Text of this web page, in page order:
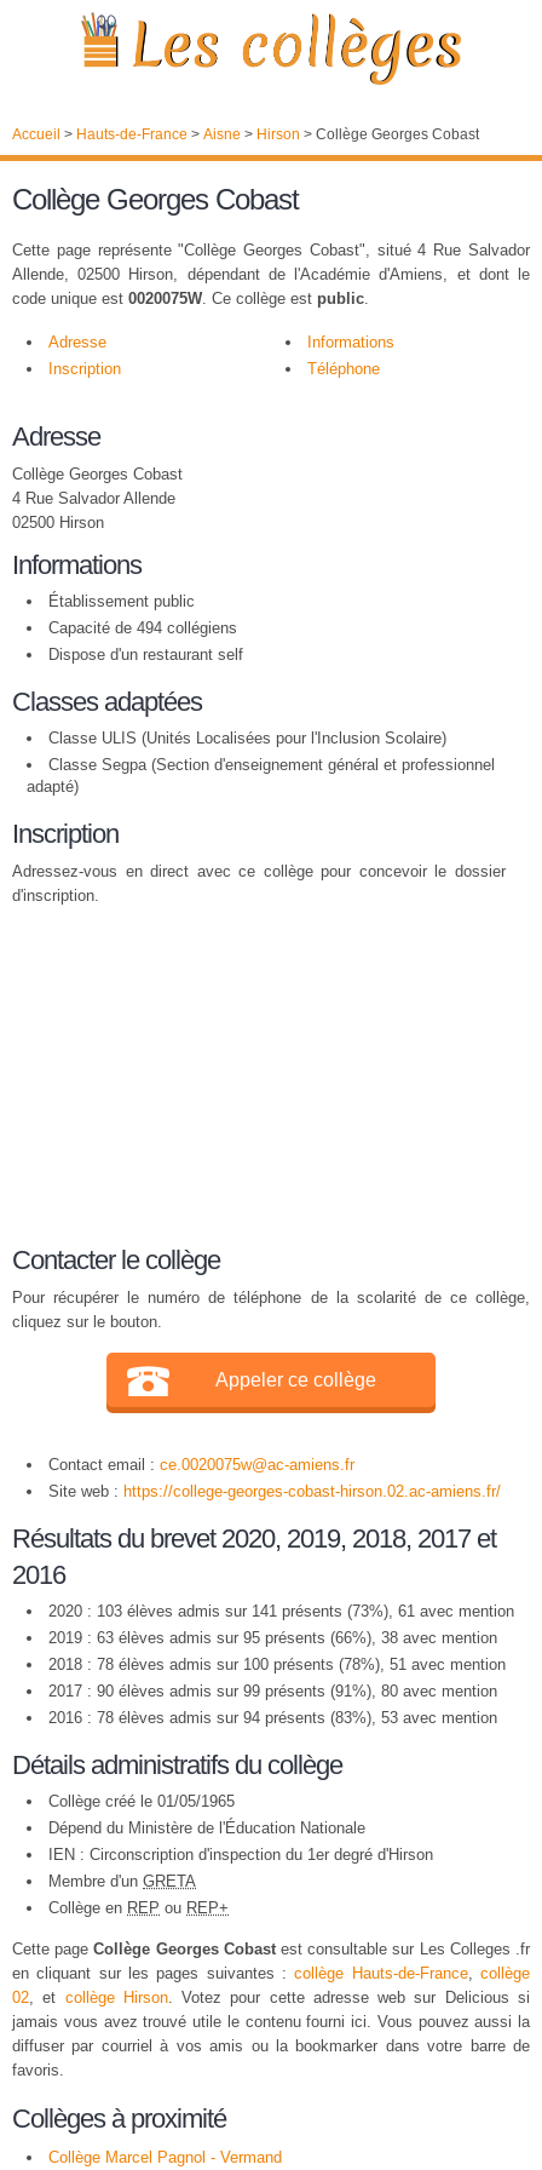
Accueil > Hauts-de-France > Aisne > Hirson > Collège Georges Cobast
Collège Georges Cobast
Cette page représente "Collège Georges Cobast", situé 4 Rue Salvador
Allende, 02500 Hirson, dépendant de l'Académie d'Amiens, et dont le
code unique est 0020075W. Ce collège est public.
Adresse
Informations
Inscription
Téléphone
Adresse
Collège Georges Cobast
4 Rue Salvador Allende
02500 Hirson
Informations
Établissement public
Capacité de 494 collégiens
Dispose d'un restaurant self
Classes adaptées
Classe ULIS (Unités Localisées pour l'Inclusion Scolaire)
Classe Segpa (Section d'enseignement général et professionnel
adapté)
Inscription
Adressez-vous en direct avec ce collège pour concevoir le dossier
d'inscription.
Contacter le collège
Pour récupérer le numéro de téléphone de la scolarité de ce collège,
cliquez sur le bouton.
Appeler ce collège
Contact email : ce.0020075w@ac-amiens.fr
Site web : https://college-georges-cobast-hirson.02.ac-amiens.fr/
Résultats du brevet 2020, 2019, 2018, 2017 et
2016
2020 : 103 élèves admis sur 141 présents (73%), 61 avec mention
2019 : 63 élèves admis sur 95 présents (66%), 38 avec mention
2018 : 78 élèves admis sur 100 présents (78%), 51 avec mention
2017 : 90 élèves admis sur 99 présents (91%), 80 avec mention
2016 : 78 élèves admis sur 94 présents (83%), 53 avec mention
Détails administratifs du collège
Collège créé le 01/05/1965
Dépend du Ministère de l'Éducation Nationale
IEN : Circonscription d'inspection du 1er degré d'Hirson
Membre d'un GRETA
Collège en REP ou REP+
Cette pageCollège Georges Cobastest consultable sur Les Colleges .fr
en cliquant sur les pages suivantes :collège Hauts-de-France,collège
02, et collège Hirson. Votez pour cette adresse web sur Delicious si
jamais vous avez trouvé utile le contenu fourni ici. Vous pouvez aussi la
diffuser par courriel à vos amis ou la bookmarker dans votre barre de
favoris.
Collèges à proximité
Collège Marcel Pagnol - Vermand